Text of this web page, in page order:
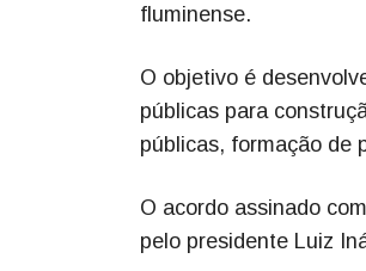
fluminense.
O objetivo é
públicas para
públicas, formação de
O acordo assinado
pelo presidente Luiz